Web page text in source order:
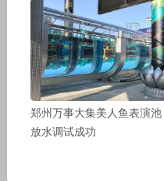
郑州万事大集美人鱼表演池
放水调试成功